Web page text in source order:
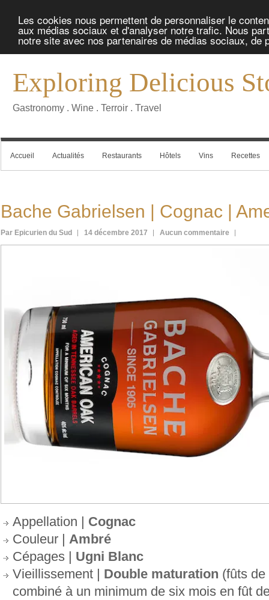
Les cookies nous permettent de personnaliser le
aux médias sociaux et d'analyser notre trafic. Nous
notre site avec nos partenaires de médias sociaux, de
Exploring Delicious
Gastronomy . Wine . Terroir . Travel
Accueil Actualités Restaurants Hôtels Vins Recettes
Bache Gabrielsen | Cognac |
Par Epicurien du Sud 14 décembre 2017 Aucun commentaire
Appellation | Cognac
Couleur | Ambré
Cépages | Ugni Blanc
Vieillissement | Double maturation (fûts
combiné à un minimum de six mois en fût